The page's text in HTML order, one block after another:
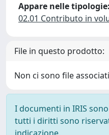
Appare nelle tipologie:
02.01 Contributo in
File in questo prodotto:
Non ci sono file
I documenti in IRIS
tutti i diritti sono